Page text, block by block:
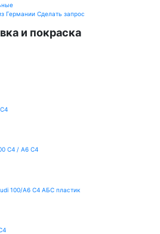
Германии Сделать запрос
и покраска
C4 / A6 C4
100/A6 C4 АБС пластик